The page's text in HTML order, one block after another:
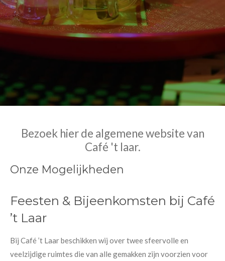
Bezoek hier de algemene website van
Café 't laar.
Onze Mogelijkheden
Feesten & Bijeenkomsten bij Café
’t Laar
Bij Café ’t Laar beschikken wij over twee sfeervolle en
veelzijdige ruimtes die van alle gemakken zijn voorzien voor